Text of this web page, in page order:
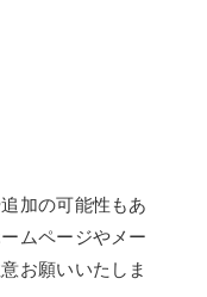
加の可能性もあ
ムページやメー
お願いいたしま